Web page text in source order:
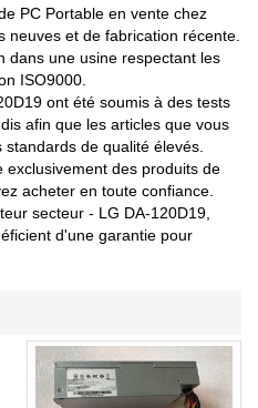
PC Portable en vente chez
neuves et de fabrication récente.
dans une usine respectant les
ISO9000.
ont été soumis à des tests
afin que les articles que vous
de qualité élevés.
exclusivement des produits de
acheter en toute confiance.
secteur - LG DA-120D19,
d'une garantie pour